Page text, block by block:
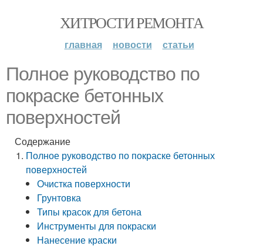
ХИТРОСТИ РЕМОНТА
главная новости статьи
Полное руководство по
покраске бетонных
поверхностей
Содержание
Полное руководство по покраске бетонных
поверхностей
Очистка поверхности
Грунтовка
Типы красок для бетона
Инструменты для покраски
Нанесение краски